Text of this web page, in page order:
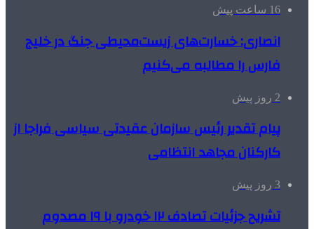
16 ساعت پیش
انصاری: خسارت‌های زیست‌محیطی جنگ در خلیج
فارس را مطالبه‌ می‌کنیم
2 روز پیش
پیام تقدیر رئیس سازمان عقیدتی سیاسی فراجا از
کارکنان مجاهد انتظامی
3 روز پیش
تشریح جزئیات تصادف ۱۲ خودرو با ۱۹ مصدوم